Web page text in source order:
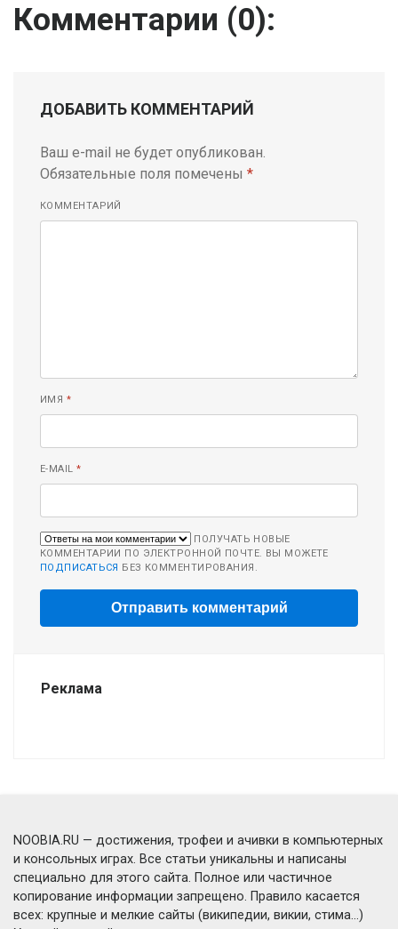
Комментарии (0):
ДОБАВИТЬ КОММЕНТАРИЙ
Ваш e-mail не будет опубликован.
Обязательные поля помечены *
КОММЕНТАРИЙ
ИМЯ *
E-MAIL*
ПОЛУЧАТЬ НОВЫЕ
КОММЕНТАРИИ ПО ЭЛЕКТРОННОЙ ПОЧТЕ. ВЫ МОЖЕТЕ
ПОДПИСАТЬСЯ БЕЗ КОММЕНТИРОВАНИЯ.
Реклама
NOOBIA.RU — достижения, трофеи и ачивки в компьютерных
и консольных играх. Все статьи уникальны и написаны
специально для этого сайта. Полное или частичное
копирование информации запрещено. Правило касается
всех: крупные и мелкие сайты (википедии, викии, стима...)